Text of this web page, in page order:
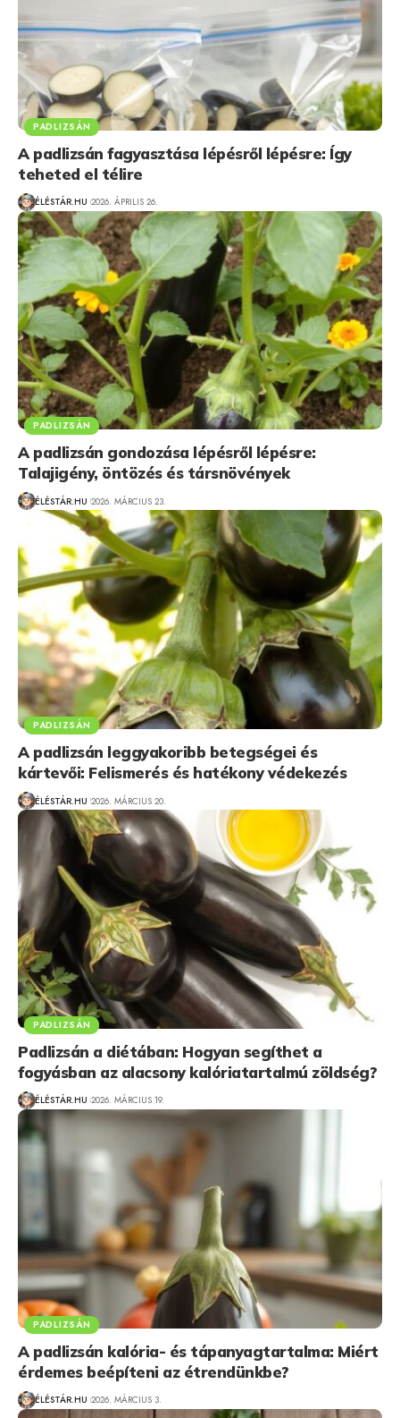
PADLIZSÁN
A padlizsán fagyasztása lépésről lépésre: Így
teheted el télire
ÉLÉSTÁR.HU 2026. ÁPRILIS 26.
PADLIZSÁN
A padlizsán gondozása lépésről lépésre:
Talajigény, öntözés és társnövények
ÉLÉSTÁR.HU 2026. MÁRCIUS 23.
PADLIZSÁN
A padlizsán leggyakoribb betegségei és
kártevői: Felismerés és hatékony védekezés
ÉLÉSTÁR.HU 2026. MÁRCIUS 20.
PADLIZSÁN
Padlizsán a diétában: Hogyan segíthet a
fogyásban az alacsony kalóriatartalmú zöldség?
ÉLÉSTÁR.HU 2026. MÁRCIUS 19.
PADLIZSÁN
A padlizsán kalória- és tápanyagtartalma: Miért
érdemes beépíteni az étrendünkbe?
ÉLÉSTÁR.HU 2026. MÁRCIUS 3.